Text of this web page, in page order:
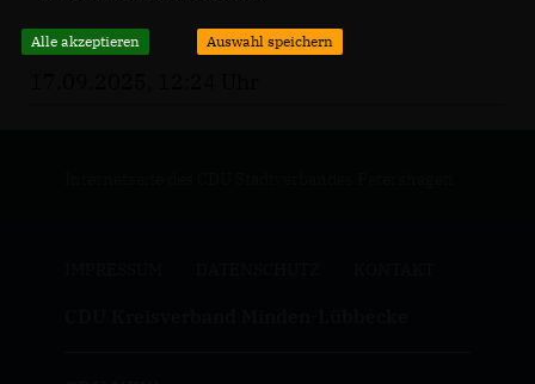
Alle akzeptieren Auswahl speichern